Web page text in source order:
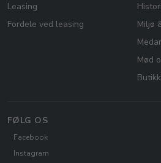
Leasing
Fordele ved leasing
Miljø
Mød
FØLG OS
Facebook
Instagram